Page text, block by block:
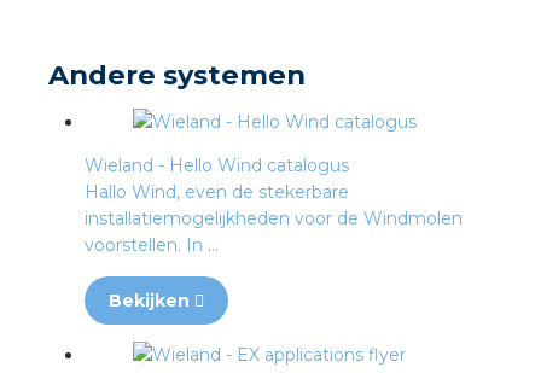
Andere systemen
Wieland - Hello Wind catalogus
Hallo Wind, even de stekerbare
installatiemogelijkheden voor de Windmolen
voorstellen. In ...
Bekijken
waarde